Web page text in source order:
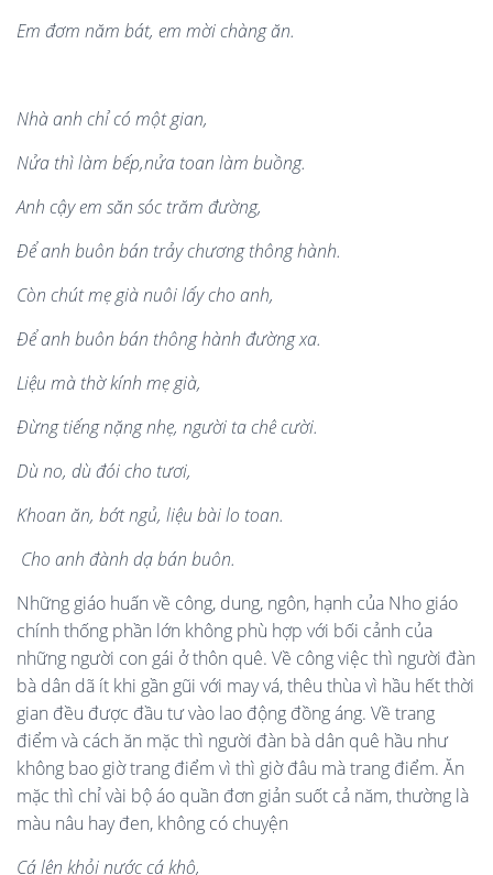
Em đơm năm bát, em mời chàng ăn.
Nhàanh chỉ có một gian,
Nửa thìlàm bếp,nửa toan làm buồng.
Anh cậy em săn sóc trăm đường,
Đểanh buôn bán trảy chương thông hành.
Còn chút mẹ giànuôi lấy cho anh,
Đểanh buôn bán thông hành đường xa.
Liệu mà thờ kính mẹ già,
Đừng tiếng nặng nhẹ, người ta chêcười.
Dù no, dù đói cho tươi,
Khoan ăn, bớt ngủ, liệu bài lo toan.
Cho anh đành dạ bán buôn.
Những giáo huấn về công, dung, ngôn, hạnh của Nho giáo
chính thống phần lớn không phù hợp với bối cảnh của
những người con gái ở thôn quê. Về công việc thì người đàn
bà dân dã ít khi gần gũi với may vá, thêu thùa vì hầu hết thời
gian đều được đầu tư vào lao động đồng áng. Về trang
điểm và cách ăn mặc thì người đàn bà dân quê hầu như
không bao giờ trang điểm vì thì giờ đâu mà trang điểm. Ăn
mặc thì chỉ vài bộ áo quần đơn giản suốt cả năm, thường là
màu nâu hay đen, không có chuyện
Cá lên khỏi nước cá khô,